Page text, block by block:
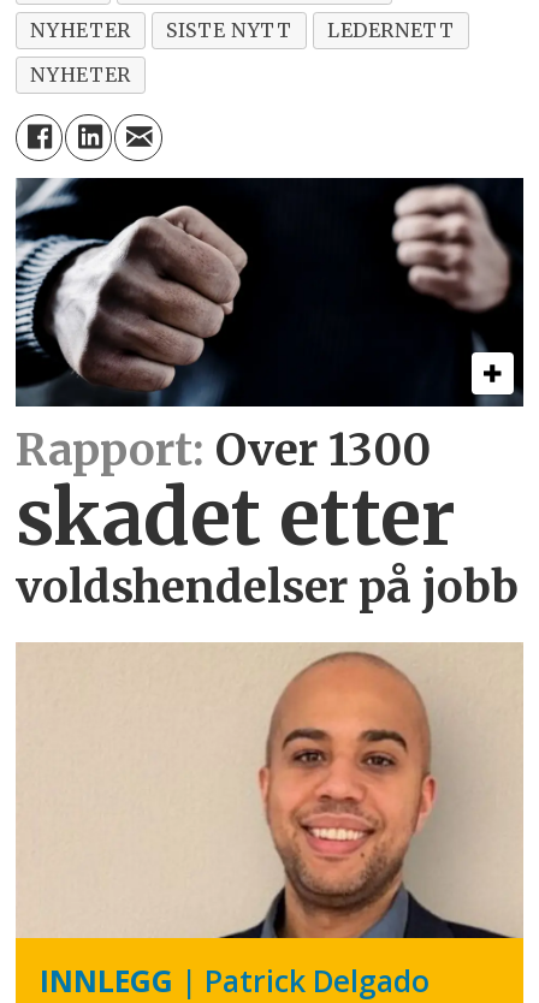
NYHETER SISTE NYTT
LEDERNETT
NYHETER
Rapport: Over 1300
skadet etter
voldshendelser på jobb
INNLEGG | Patrick Delgado